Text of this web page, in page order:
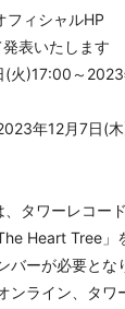
フィシャルHP
発表いたします
火)17:00～
年12月7日(
タワーレコー
Heart Tree」
ーが必要とな
ンライン、タワ